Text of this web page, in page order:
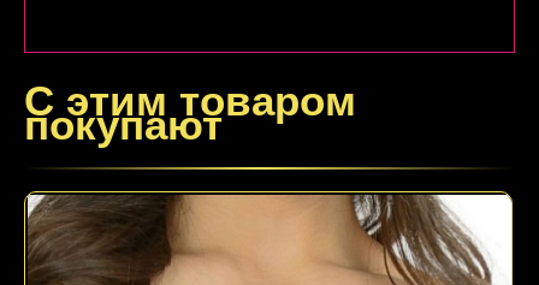
С этим товаром
покупают